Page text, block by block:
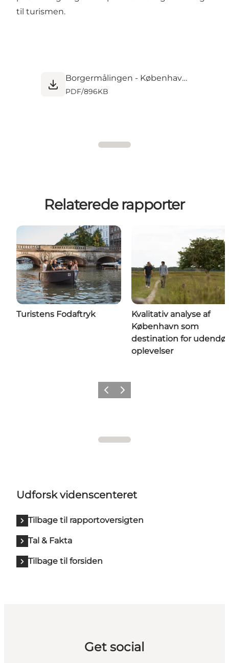
til turismen.
Borgermålingen - København - Epinion - Rapport - KBH FRB.pdf
PDF/896KB
Relaterede rapporter
Turistens Fodaftryk
Kvalitativ analyse af
København som
destination for
oplevelser
ForrigeNæste
Udforsk videnscenteret
Tilbage til rapportoversigten
Tal & Fakta
Tilbage til forsiden
Get social